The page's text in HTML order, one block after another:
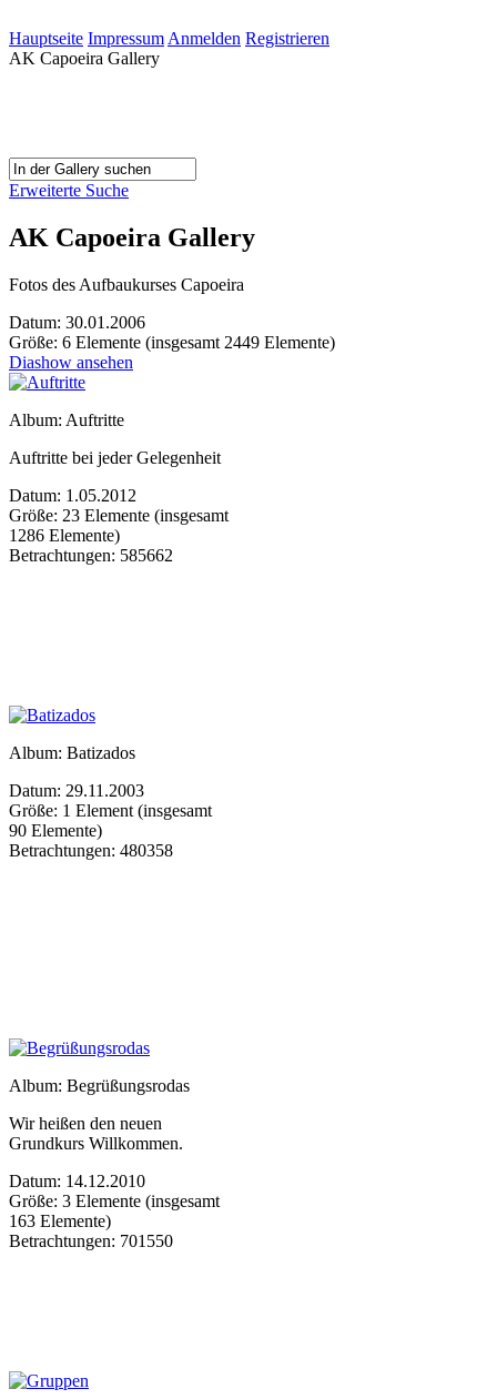
Hauptseite Impressum Anmelden Registrieren
AK Capoeira Gallery
Erweiterte Suche
AK Capoeira Gallery
Fotos des Aufbaukurses Capoeira
Datum: 30.01.2006
Größe: 6 Elemente (insgesamt 2449 Elemente)
Diashow ansehen
Album: Auftritte
Auftritte bei jeder Gelegenheit
Datum: 1.05.2012
Größe: 23 Elemente (insgesamt
1286 Elemente)
Betrachtungen: 585662
Album: Batizados
Datum: 29.11.2003
Größe: 1 Element (insgesamt
90 Elemente)
Betrachtungen: 480358
Album: Begrüßungsrodas
Wir heißen den neuen
Grundkurs Willkommen.
Datum: 14.12.2010
Größe: 3 Elemente (insgesamt
163 Elemente)
Betrachtungen: 701550